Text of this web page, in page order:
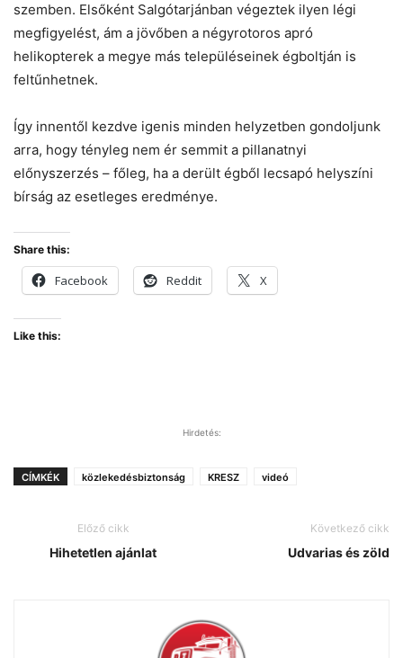
szemben. Elsőként Salgótarjánban végeztek ilyen légi
megfigyelést, ám a jövőben a négyrotoros apró
helikopterek a megye más településeinek égboltján is
feltűnhetnek.
Így innentől kezdve igenis minden helyzetben gondoljunk
arra, hogy tényleg nem ér semmit a pillanatnyi
előnyszerzés – főleg, ha a derült égből lecsapó helyszíni
bírság az esetleges eredménye.
Share this:
Facebook Reddit X
Like this:
Hirdetés:
CÍMKÉK közlekedésbiztonság KRESZ videó
Előző cikk
Hihetetlen ajánlat
Következő cikk
Udvarias és zöld